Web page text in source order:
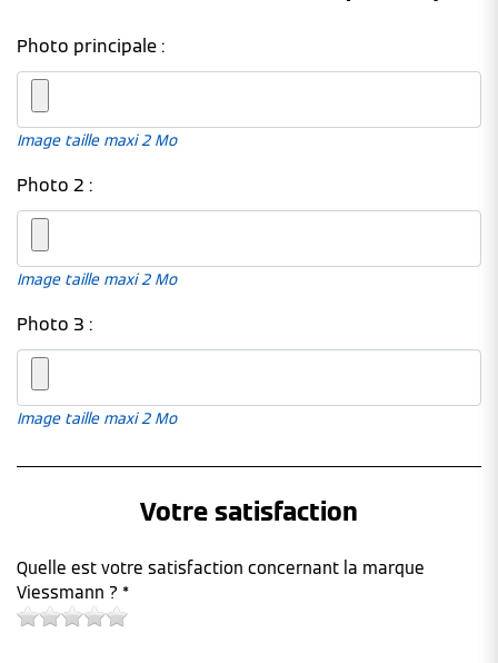
Photo principale :
Image taille maxi 2 Mo
Photo 2 :
Image taille maxi 2 Mo
Photo 3 :
Image taille maxi 2 Mo
Votre satisfaction
Quelle est votre satisfaction concernant la marque
Viessmann ? *